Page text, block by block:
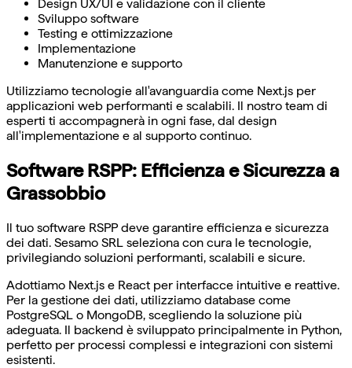
Design UX/UI e validazione con il cliente
Sviluppo software
Testing e ottimizzazione
Implementazione
Manutenzione e supporto
Utilizziamo tecnologie all'avanguardia come Next.js per
applicazioni web performanti e scalabili. Il nostro team di
esperti ti accompagnerà in ogni fase, dal design
all'implementazione e al supporto continuo.
Software RSPP: Efficienza e Sicurezza a
Grassobbio
Il tuo software RSPP deve garantire efficienza e sicurezza
dei dati. Sesamo SRL seleziona con cura le tecnologie,
privilegiando soluzioni performanti, scalabili e sicure.
Adottiamo Next.js e React per interfacce intuitive e reattive.
Per la gestione dei dati, utilizziamo database come
PostgreSQL o MongoDB, scegliendo la soluzione più
adeguata. Il backend è sviluppato principalmente in Python,
perfetto per processi complessi e integrazioni con sistemi
esistenti.